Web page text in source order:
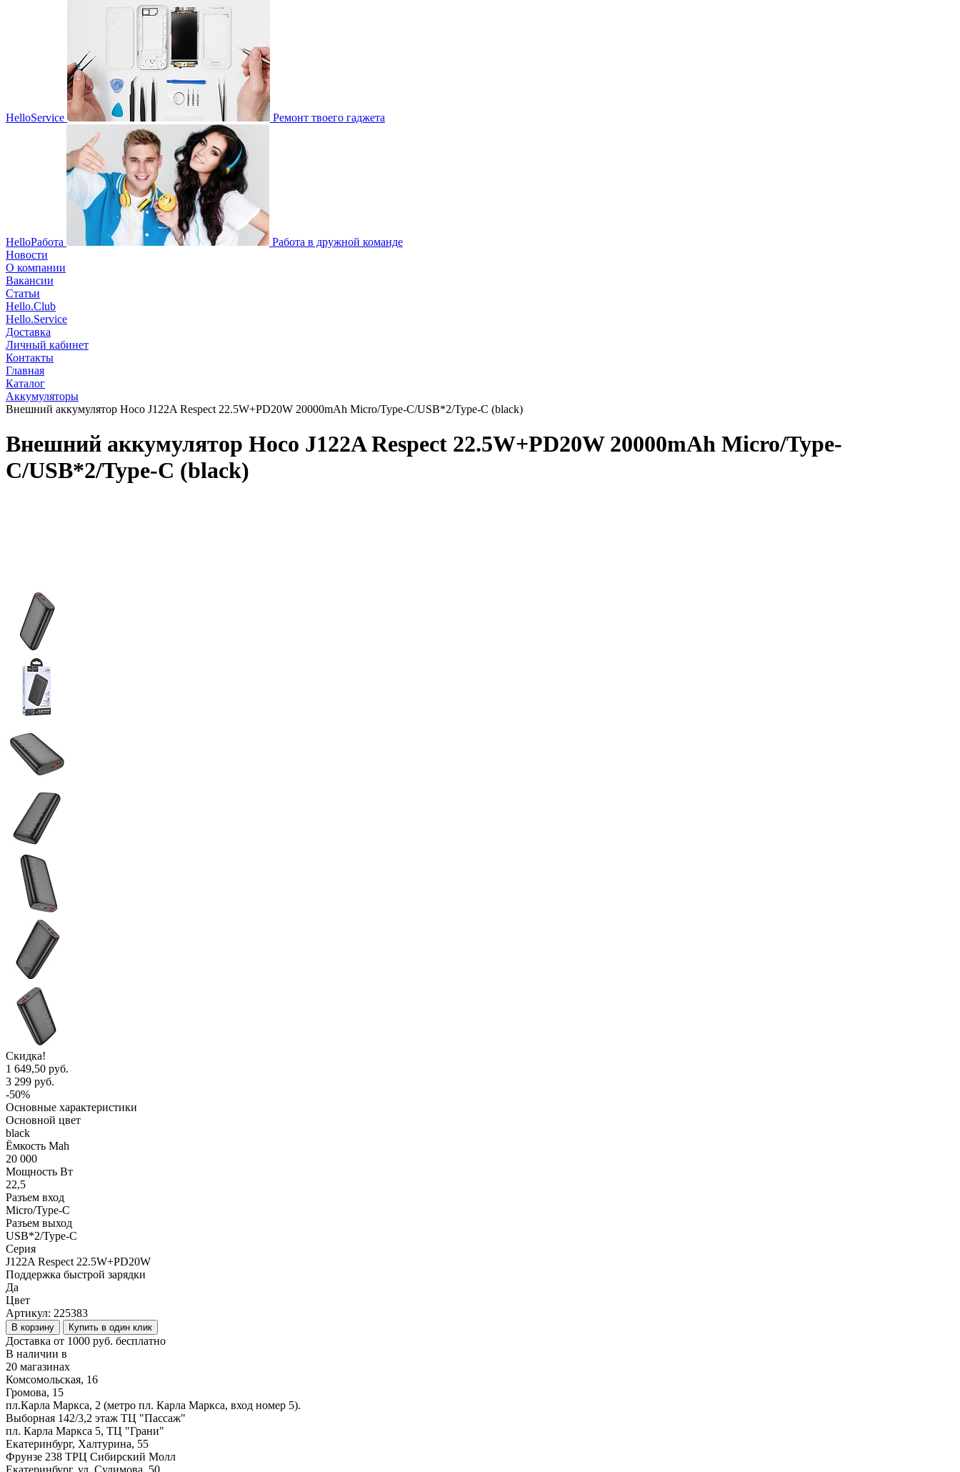
HelloService Ремонт твоего гаджета
HelloРабота
Работа в дружной команде
Новости
О компании
Вакансии
Статьи
Hello.Club
Hello.Service
Доставка
Личный кабинет
Контакты
Главная
Каталог
Аккумуляторы
Внешний аккумулятор Hoco J122A Respect 22.5W+PD20W 20000mAh Micro/Type-C/USB*2/Type-C (black)
Внешний аккумулятор Hoco J122A Respect 22.5W+PD20W 20000mAh Micro/Type-
C/USB*2/Type-C (black)
Скидка!
1 649,50 руб.
3 299 руб.
-50%
Основные характеристики
Основной цвет
black
Ёмкость Mah
20 000
Мощность Вт
22,5
Разъем вход
Micro/Type-C
Разъем выход
USB*2/Type-C
Серия
J122A Respect 22.5W+PD20W
Поддержка быстрой зарядки
Да
Цвет
Артикул: 225383
В корзину Купить в один клик
Доставка от 1000 руб. бесплатно
В наличии в
20 магазинах
Комсомольская, 16
Громова, 15
пл.Карла Маркса, 2 (метро пл. Карла Маркса, вход номер 5).
Выборная 142/3,2 этаж ТЦ "Пассаж"
пл. Карла Маркса 5, ТЦ "Грани"
Екатеринбург, Халтурина, 55
Фрунзе 238 ТРЦ Сибирский Молл
Екатеринбург, ул. Сулимова, 50